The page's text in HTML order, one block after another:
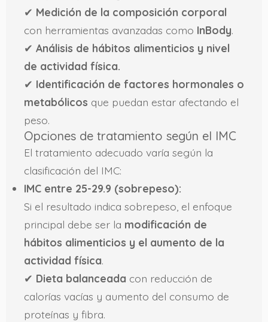
✔ Medición de la composición corporal
con herramientas avanzadas como InBody.
✔ Análisis de hábitos alimenticios y nivel
de actividad física.
✔ Identificación de factores hormonales o
metabólicos que puedan estar afectando el
peso.
Opciones de tratamiento según el IMC
El tratamiento adecuado varía según la
clasificación del IMC:
IMC entre 25-29.9 (sobrepeso):
Si el resultado indica sobrepeso, el enfoque
principal debe ser la modificación de
hábitos alimenticios y el aumento de la
actividad física.
✔ Dieta balanceada con reducción de
calorías vacías y aumento del consumo de
proteínas y fibra.